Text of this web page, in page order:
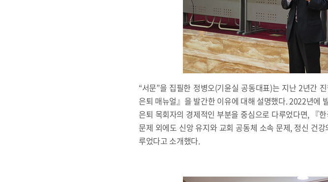
“서문”을 집필한 정병오(기윤실 공동대표)는 지난 2년간
은퇴 매뉴얼』을 발간한 이유에 대해 설명했다. 2022년에
은퇴 목회자의 경제적인 부분을 중심으로 다루었다면, 『
문제 외에도 신앙 유지와 교회 공동체 소속 문제, 정신 건
루었다고 소개했다.